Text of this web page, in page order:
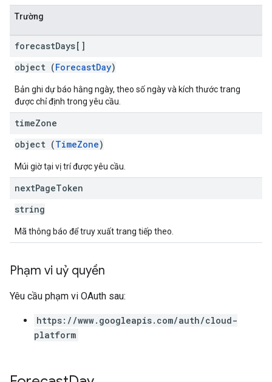
Trường
forecastDays[]
object (ForecastDay)
Bản ghi dự báo hằng ngày, theo số ngày và kích thước trang
được chỉ định trong yêu cầu.
timeZone
object (TimeZone)
Múi giờ tại vị trí được yêu cầu.
nextPageToken
string
Mã thông báo để truy xuất trang tiếp theo.
Phạm vi uỷ quyền
Yêu cầu phạm vi OAuth sau:
https://www.googleapis.com/auth/cloud-
platform